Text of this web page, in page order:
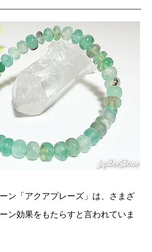
ン「アクアプレーズ」は、さまざ
ン効果をもたらすと言われていま